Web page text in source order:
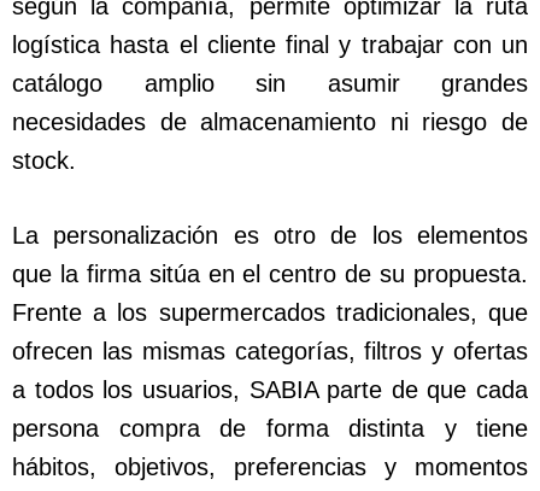
según la compañía, permite optimizar la ruta
logística hasta el cliente final y trabajar con un
catálogo amplio sin asumir grandes
necesidades de almacenamiento ni riesgo de
stock.
La personalización es otro de los elementos
que la firma sitúa en el centro de su propuesta.
Frente a los supermercados tradicionales, que
ofrecen las mismas categorías, filtros y ofertas
a todos los usuarios, SABIA parte de que cada
persona compra de forma distinta y tiene
hábitos, objetivos, preferencias y momentos